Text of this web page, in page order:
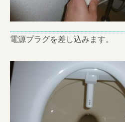
電源プラグを差し込みます。